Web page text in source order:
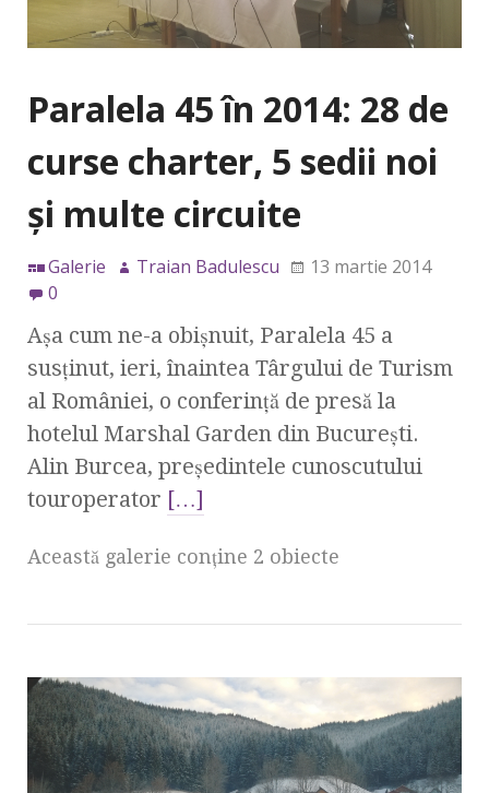
Paralela 45 în 2014: 28 de
curse charter, 5 sedii noi
şi multe circuite
Galerie Traian Badulescu
13 martie 2014
0
Aşa cum ne-a obişnuit, Paralela 45 a
susţinut, ieri, înaintea Târgului de Turism
al României, o conferinţă de presă la
hotelul Marshal Garden din Bucureşti.
Alin Burcea, preşedintele cunoscutului
touroperator […]
Această galerie conţine 2 obiecte